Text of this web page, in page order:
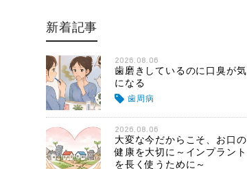
新着記事
2026.08.06
歯磨きしているのに口臭が気
になる
歯周病
2026.08.06
大変な今だからこそ、お口の
健康を大切に～インプラント
を長く使うために～